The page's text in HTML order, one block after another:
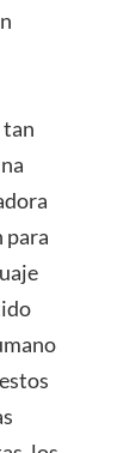
tan
para